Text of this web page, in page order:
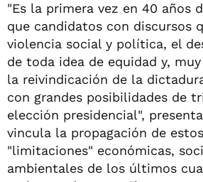
"Es la primera vez en 40 años
que candidatos con discursos
violencia social y política, el
de toda idea de equidad y,
la reivindicación de la
con grandes posibilidades de
elección presidencial",
vincula la propagación de
"limitaciones" económicas,
ambientales de los últimos